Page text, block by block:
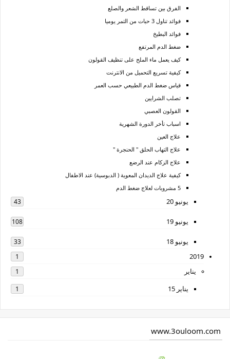
الفرق بين تساقط الشعر والصلع
فوائد تناول 3 حبات من التمر يوميا
فوائد البطيخ
ضغط الدم المرتفع
كيف يعمل ماء الملح على تنظيف القولون
كيفية تسريع التحميل من الانترنت
قياس ضغط الدم الطبيعي حسب العمر
تصلب الشرايين
القولون العصبي
اسباب تأخر الدورة الشهرية
علاج العين
علاج التهاب الحلق " الحنجرة "
علاج الزكام عند الرضع
كيفية علاج الديدان المعوية ( الدبوسية) عند الاطفال
5 مشروبات لعلاج ضغط الدم
يونيو 20 43
يونيو 19 108
يونيو 18 33
2019
1
يناير 1
يناير 15 1
www.3ouloom.com